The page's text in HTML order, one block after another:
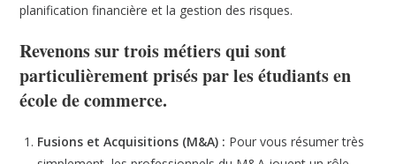
planification financière et la gestion des risques.
Revenons sur trois métiers qui sont
particulièrement prisés par les étudiants en
école de commerce.
Fusions et Acquisitions (M&A) : Pour vous résumer très